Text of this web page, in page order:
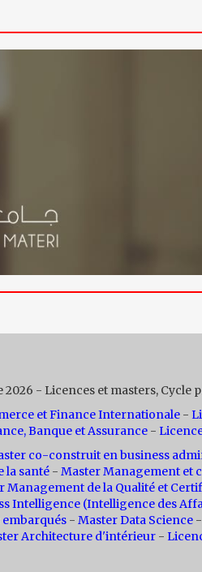
2026 - Licences et masters,
et Finance Internationale -
Banque et Assurance -
co-construit en business
la santé - Master Management et
Management de la Qualité et
Intelligence (Intelligence des
embarqués - Master Data Science -
Architecture d'intérieur -